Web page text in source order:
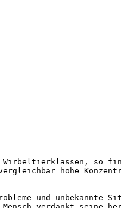
Wirbeltierklassen, so
hohe
und unbekannte